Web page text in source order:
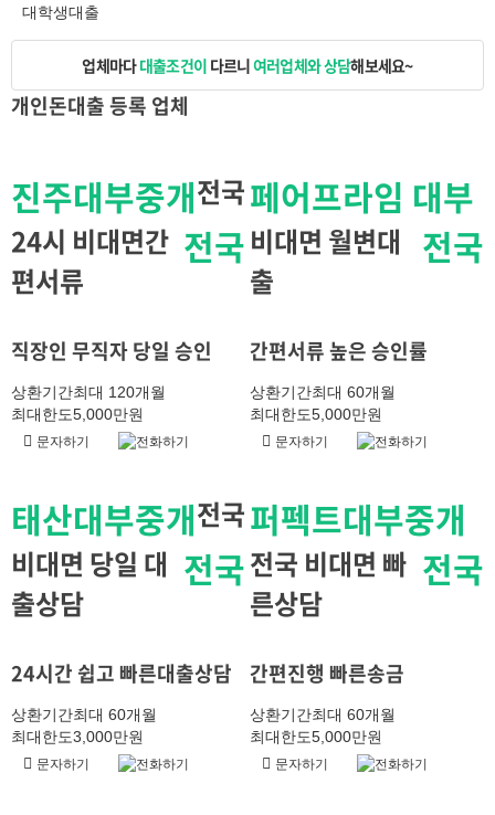
대학생대출
업체마다대출조건이 다르니여러업체와 상담해보세요~
개인돈대출등록 업체
진주대부중개
전국
전국
24시 비대면간
편서류
직장인 무직자 당일 승인
상환기간최대 120개월
최대한도5,000만원
문자하기 전화하기
페어프라임 대부
전국
비대면 월변대
출
간편서류 높은 승인률
상환기간최대 60개월
최대한도5,000만원
문자하기 전화하기
태산대부중개
전국
전국
비대면 당일 대
출상담
24시간 쉽고 빠른대출상담
상환기간최대 60개월
최대한도3,000만원
문자하기 전화하기
퍼펙트대부중개
전국
전국 비대면 빠
른상담
간편진행 빠른송금
상환기간최대 60개월
최대한도5,000만원
문자하기 전화하기